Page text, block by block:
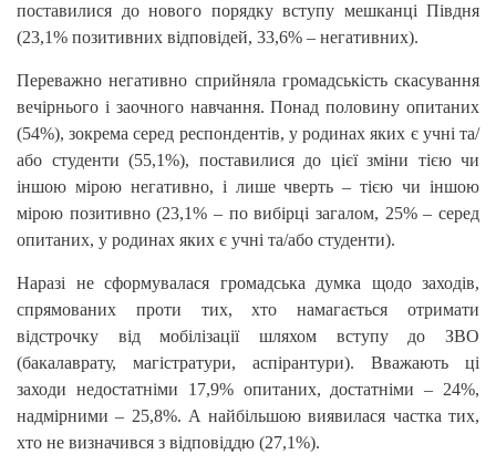
поставилися до нового порядку вступу мешканці Півдня
(23,1% позитивних відповідей, 33,6% – негативних).
Переважно негативно сприйняла громадськість скасування
вечірнього і заочного навчання. Понад половину опитаних
(54%), зокрема серед респондентів, у родинах яких є учні та/
або студенти (55,1%), поставилися до цієї зміни тією чи
іншою мірою негативно, і лише чверть – тією чи іншою
мірою позитивно (23,1% – по вибірці загалом, 25% – серед
опитаних, у родинах яких є учні та/або студенти).
Наразі не сформувалася громадська думка щодо заходів,
спрямованих проти тих, хто намагається отримати
відстрочку від мобілізації шляхом вступу до ЗВО
(бакалаврату, магістратури, аспірантури). Вважають ці
заходи недостатніми 17,9% опитаних, достатніми – 24%,
надмірними – 25,8%. А найбільшою виявилася частка тих,
хто не визначився з відповіддю (27,1%).